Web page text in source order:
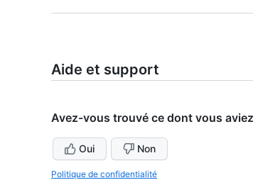
Aide et support
Avez-vous trouvé ce dont vous
Oui Non
Politique de confidentialité